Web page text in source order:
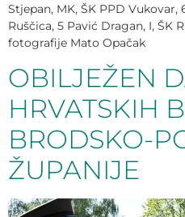
Stjepan, MK, ŠK PPD Vukovar,
Ruščica, 5 Pavić Dragan, I, ŠK
fotografije Mato Opačak
OBILJEŽEN
HRVATSKIH
BRODSKO-
ŽUPANIJE